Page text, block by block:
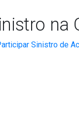
na
Sinistro de